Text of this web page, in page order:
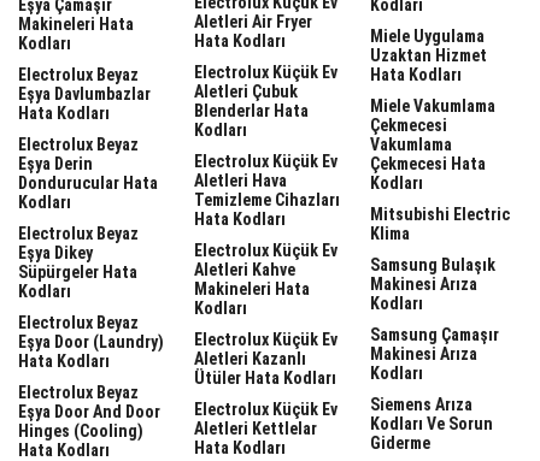
Eşya Çamaşır
Makineleri Hata
Kodları
Electrolux Beyaz
Eşya Davlumbazlar
Hata Kodları
Electrolux Beyaz
Eşya Derin
Dondurucular Hata
Kodları
Electrolux Beyaz
Eşya Dikey
Süpürgeler Hata
Kodları
Electrolux Beyaz
Eşya Door (laundry)
Hata Kodları
Electrolux Beyaz
Eşya Door And Door
Hinges (cooling)
Hata Kodları
Aletleri Air Fryer
Hata Kodları
Electrolux Küçük Ev
Aletleri Çubuk
Blenderlar Hata
Kodları
Electrolux Küçük Ev
Aletleri Hava
Temizleme Cihazları
Hata Kodları
Electrolux Küçük Ev
Aletleri Kahve
Makineleri Hata
Kodları
Electrolux Küçük Ev
Aletleri Kazanlı
Ütüler Hata Kodları
Electrolux Küçük Ev
Aletleri Kettlelar
Hata Kodları
Kodları
Miele Uygulama
Uzaktan Hizmet
Hata Kodları
Miele Vakumlama
Çekmecesi
Vakumlama
Çekmecesi Hata
Kodları
Mitsubishi Electric
Klima
Samsung Bulaşık
Makinesi Arıza
Kodları
Samsung Çamaşır
Makinesi Arıza
Kodları
Siemens Arıza
Kodları Ve Sorun
Giderme